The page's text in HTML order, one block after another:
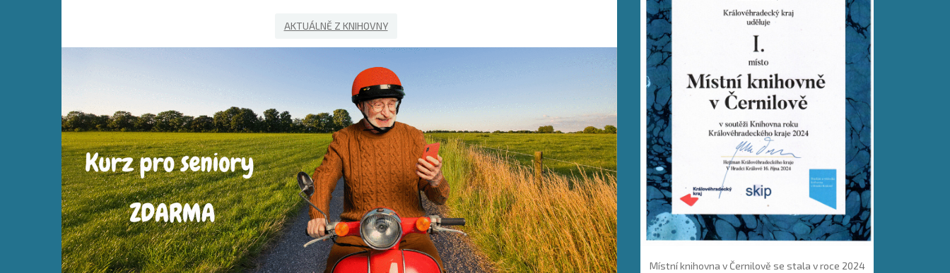
AKTUÁLNĚ Z KNIHOVNY
Místní knihovna v Černilově se stala v roce 2024